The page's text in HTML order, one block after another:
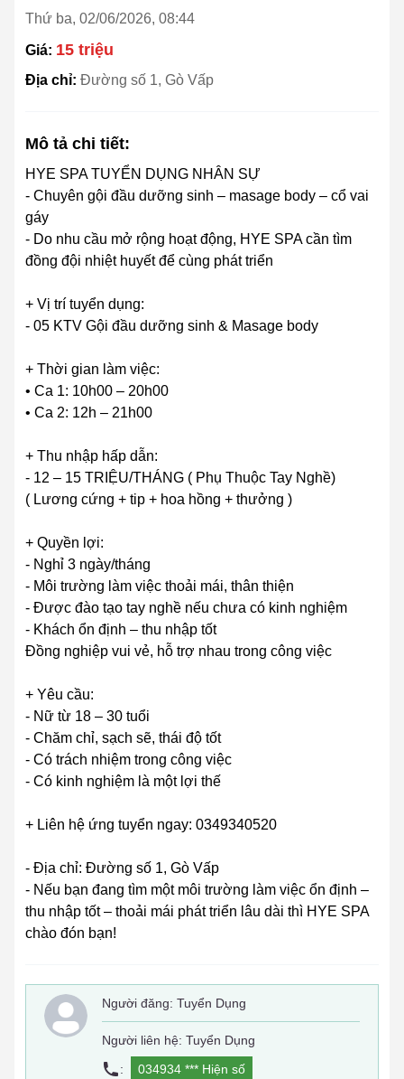
Thứ ba, 02/06/2026, 08:44
Giá: 15 triệu
Địa chỉ: Đường số 1, Gò Vấp
Mô tả chi tiết:
HYE SPA TUYỂN DỤNG NHÂN SỰ
- Chuyên gội đầu dưỡng sinh – masage body – cổ vai
gáy
- Do nhu cầu mở rộng hoạt động, HYE SPA cần tìm
đồng đội nhiệt huyết để cùng phát triển
+ Vị trí tuyển dụng:
- 05 KTV Gội đầu dưỡng sinh & Masage body
+ Thời gian làm việc:
• Ca 1: 10h00 – 20h00
• Ca 2: 12h – 21h00
+ Thu nhập hấp dẫn:
- 12 – 15 TRIỆU/THÁNG ( Phụ Thuộc Tay Nghề)
( Lương cứng + tip + hoa hồng + thưởng )
+ Quyền lợi:
- Nghỉ 3 ngày/tháng
- Môi trường làm việc thoải mái, thân thiện
- Được đào tạo tay nghề nếu chưa có kinh nghiệm
- Khách ổn định – thu nhập tốt
Đồng nghiệp vui vẻ, hỗ trợ nhau trong công việc
+ Yêu cầu:
- Nữ từ 18 – 30 tuổi
- Chăm chỉ, sạch sẽ, thái độ tốt
- Có trách nhiệm trong công việc
- Có kinh nghiệm là một lợi thế
+ Liên hệ ứng tuyển ngay: 0349340520
- Địa chỉ: Đường số 1, Gò Vấp
- Nếu bạn đang tìm một môi trường làm việc ổn định –
thu nhập tốt – thoải mái phát triển lâu dài thì HYE SPA
chào đón bạn!
Người đăng: Tuyển Dụng
Người liên hệ: Tuyển Dụng
:
034934 *** Hiện số